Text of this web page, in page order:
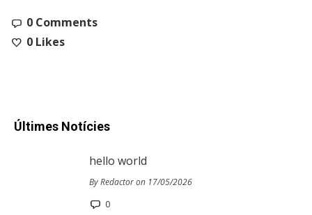
0 Comments
0 Likes
Últimes Notícies
hello world
By Redactor on 17/05/2026
0